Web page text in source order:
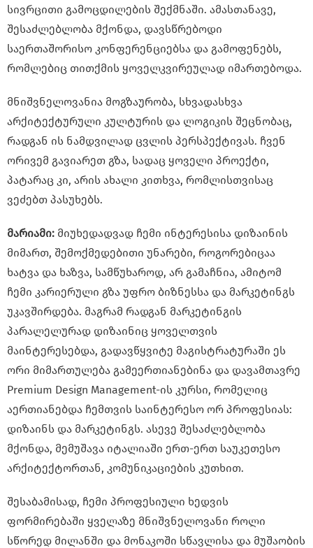
სივრცითი გამოცდილების შექმნაში. ამასთანავე,
შესაძლებლობა მქონდა, დავსწრებოდი
საერთაშორისო კონფერენციებსა და გამოფენებს,
რომლებიც თითქმის ყოველკვირეულად იმართებოდა.
მნიშვნელოვანია მოგზაურობა, სხვადასხვა
არქიტექტურული კულტურის და ლოგიკის შეცნობაც,
რადგან ის ნამდვილად ცვლის პერსპექტივას. ჩვენ
ორივემ გავიარეთ გზა, სადაც ყოველი პროექტი,
პატარაც კი, არის ახალი კითხვა, რომლისთვისაც
ვეძებთ პასუხებს.
მარიამი: მიუხედადვად ჩემი ინტერესისა დიზაინის
მიმართ, შემოქმედებითი უნარები, როგორებიცაა
ხატვა და ხაზვა, სამწუხაროდ, არ გამაჩნია, ამიტომ
ჩემი კარიერული გზა უფრო ბიზნესსა და მარკეტინგს
უკავშირდება. მაგრამ რადგან მარკეტინგის
პარალელურად დიზაინიც ყოველთვის
მაინტერესებდა, გადავწყვიტე მაგისტრატურაში ეს
ორი მიმართულება გამეერთიანებინა და დავამთავრე
Premium Design Management-ის კურსი, რომელიც
აერთიანებდა ჩემთვის საინტერესო ორ პროფესიას:
დიზაინს და მარკეტინგს. ასევე შესაძლებლობა
მქონდა, მემუშავა იტალიაში ერთ-ერთ საუკეთესო
არქიტექტორთან, კომუნიკაციების კუთხით.
შესაბამისად, ჩემი პროფესიული ხედვის
ფორმირებაში ყველაზე მნიშვნელოვანი როლი
სწორედ მილანში და მონაკოში სწავლისა და მუშაობის